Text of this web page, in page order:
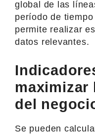
global de las
período de
permite realizar
datos relevantes.
maximizar
del
Se pueden